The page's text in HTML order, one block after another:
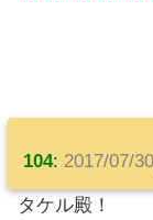
104: 2017/07/
タケル殿！